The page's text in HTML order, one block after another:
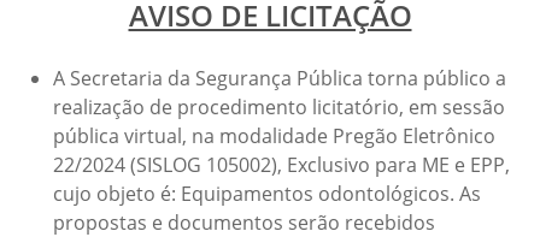
AVISO DE LICITAÇÃO
A Secretaria da Segurança Pública torna público a
realização de procedimento licitatório, em sessão
pública virtual, na modalidade Pregão Eletrônico
22/2024 (SISLOG 105002), Exclusivo para ME e EPP,
cujo objeto é: Equipamentos odontológicos. As
propostas e documentos serão recebidos